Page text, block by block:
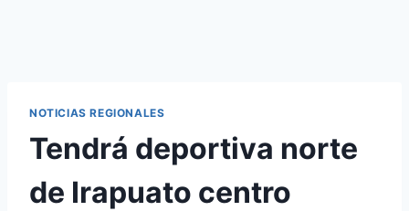
NOTICIAS REGIONALES
Tendrá deportiva norte
de Irapuato centro